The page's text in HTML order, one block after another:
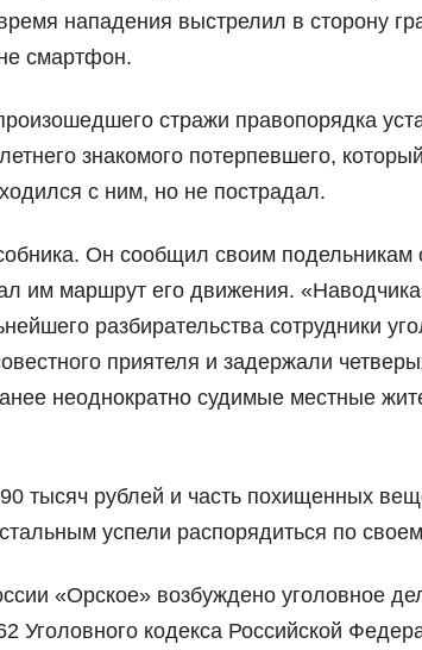
нападения выстрелил в сторону
смартфон.
стражи правопорядка
знакомого потерпевшего,
с ним, но не пострадал.
Он сообщил своим подельникам
им маршрут его движения.
разбирательства сотрудники
приятеля и задержали
неоднократно судимые местные
тысяч рублей и часть похищенных
успели распорядиться по
«Орское» возбуждено уголовное
Уголовного кодекса Российской